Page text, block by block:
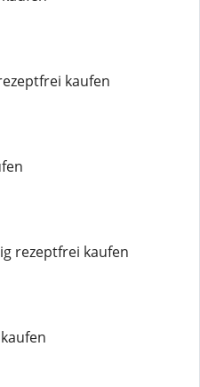
kaufen
rezeptfrei kaufen